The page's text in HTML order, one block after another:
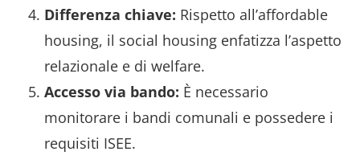
Differenza chiave: Rispetto all’affordable
housing, il social housing enfatizza l’aspetto
relazionale e di welfare.
Accesso via bando: È necessario
monitorare i bandi comunali e possedere i
requisiti ISEE.